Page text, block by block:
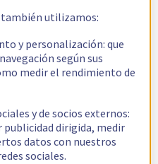
utilizamos:
y personalización: que
según sus
medir el rendimiento de
y de socios externos:
dirigida, medir
datos con nuestros
sociales.